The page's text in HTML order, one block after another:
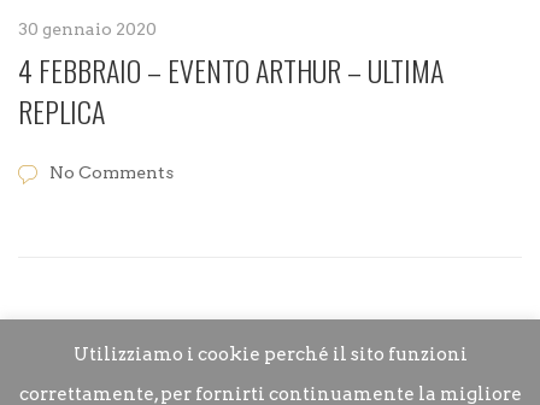
30 gennaio 2020
4 FEBBRAIO – EVENTO ARTHUR – ULTIMA
REPLICA
No Comments
Utilizziamo i cookie perché il sito funzioni
correttamente, per fornirti continuamente la migliore